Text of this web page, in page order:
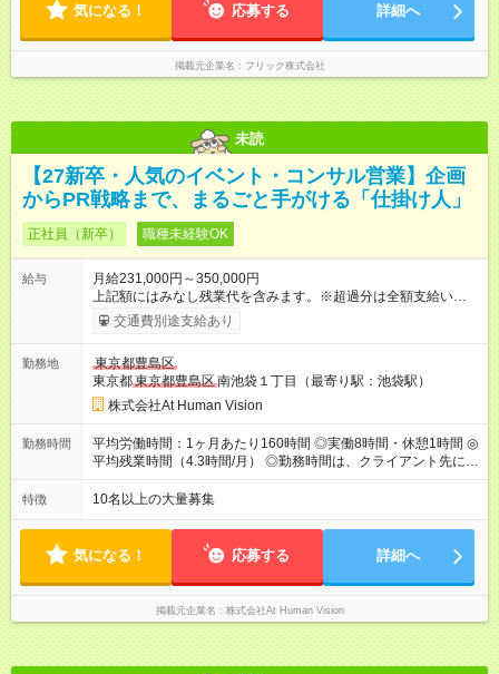
気になる！ 応募する 詳細へ
掲載元企業名 フリック株式会社
未読
【27新卒・人気のイベント・コンサル営業】企画
からPR戦略まで、まるごと手がける「仕掛け人」
正社員（新卒） 職種未経験OK
給与
月給231,000円～350,000円
上記額にはみなし残業代を含みます。※超過分は全額支給いたし
ます。 みなし残業代 24,000円 ～ 37,000円／月 みなし残業時
間 15時間／月 【給与】 月給： 大卒・院卒 ：243，000
（固定残業代 24，000円） 賞与：年２回 （業績連動型） 昇
給：年２回（3月、9月) 試用期間：6ヶ月 ※上記額にはみなし残
業代（月15時間分）が含まれた 金額になります。超過分は追加
で全額支給。 【頑張りを給与・キャリアに還元します】 年に2
回⼈事評価があり等級が決まります。 等級に合わせた給与設定
のため、若い内からでも頑張り次第で給与アップが叶います。
（⽉給34～45万円）→課⻑（⽉給36～48万円）→部⻑（⽉給40
～58万円） 【試用期間】試用期間あり 試用期間の長さ：6ヶ月
※ 雇用形態と給与に、本採用時と異なる部分があります。 雇用
形態：本採用時と同じです。 給与：月給 224,000円 ～ 330,000
円 上記額にはみなし残業代を含みます。※超過分は全額支給い
たします。 みなし残業代 24,000円 ～ 34,000円／月 みなし残業
交通費別途支給あり
勤務地
東京都豊島区
東京都東京都豊島区南池袋１丁目（最寄り駅：池袋駅）
株式会社At Human Vision
勤務時間
平均労働時間：1ヶ月あたり160時間 ◎実働8時間・休憩1時間 ◎
平均残業時間（4.3時間/月） ◎勤務時間は、クライアント先に
より異なります。 ※＜シフト例＞ 10:00～19:00／11:00～
20:00 平均労働時間：1ヶ月あたり160時間 ◎実働8時間・休憩1
先に より異なります。 ※＜シフト例＞ 10:00～19:00／11:00
～20:00
特徴 10名以上の大量募集
気になる！ 応募する 詳細へ
掲載元企業名 株式会社At Human Vision